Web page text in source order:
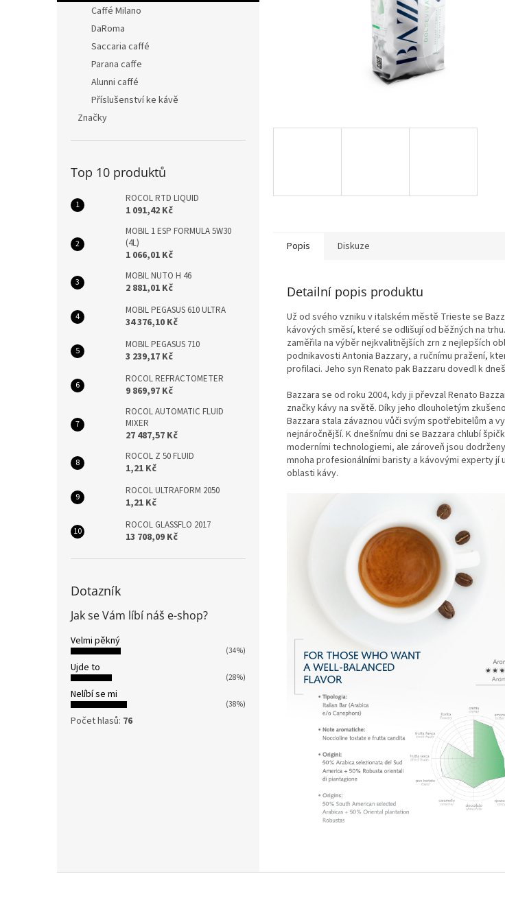
Caffé Milano
DaRoma
Saccaria caffé
Parana caffe
Alunni caffé
Příslušenství ke kávě
Značky
Top 10 produktů
ROCOL RTD LIQUID
1 091,42 Kč
MOBIL 1 ESP FORMULA 5W30
(4L)
1 066,01 Kč
MOBIL NUTO H 46
2 881,01 Kč
MOBIL PEGASUS 610 ULTRA
34 376,10 Kč
MOBIL PEGASUS 710
3 239,17 Kč
ROCOL REFRACTOMETER
9 869,97 Kč
ROCOL AUTOMATIC FLUID
MIXER
27 487,57 Kč
ROCOL Z 50 FLUID
1,21 Kč
ROCOL ULTRAFORM 2050
1,21 Kč
ROCOL GLASSFLO 2017
13 708,09 Kč
Dotazník
Jak se Vám líbí náš e-shop?
Velmi pěkný
(34%)
Ujde to
(28%)
Nelíbí se mi
(38%)
Počet hlasů: 76
Popis Diskuze
Detailní popis produktu
Už od svého vzniku v italském městě Trieste se
kávových směsí, které se odlišují od běžných na
zaměřila na výběr nejkvalitnějších zrn z nejlepších
podnikavosti Antonia Bazzary, a ručnímu pražení,
profilaci. Jeho syn Renato pak Bazzaru dovedl k
Bazzara se od roku 2004, kdy ji převzal Renato
značky kávy na světě. Díky jeho dlouholetým
Bazzara stala závaznou vůči svým spotřebitelům a
nejnáročnější. K dnešnímu dni se Bazzara chlubí
moderními technologiemi, ale zároveň jsou
mnoha profesionálními baristy a kávovými experty jí
oblasti kávy.